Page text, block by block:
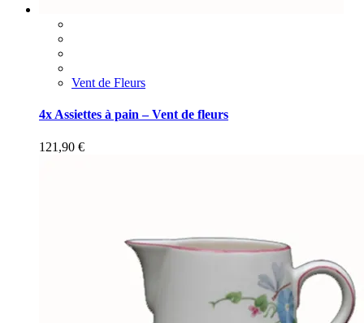
Vent de Fleurs
4x Assiettes à pain – Vent de fleurs
121,90 €